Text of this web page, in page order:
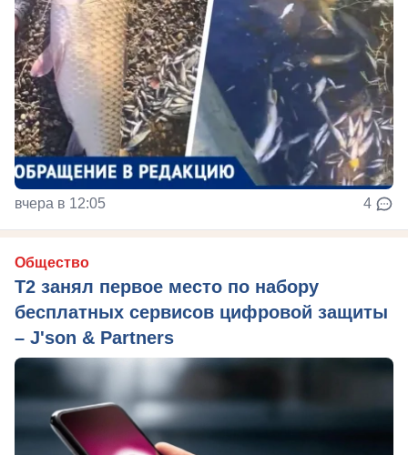
вчера в 12:05 4
Общество
Т2 занял первое место по набору
бесплатных сервисов цифровой защиты
– J'son & Partners